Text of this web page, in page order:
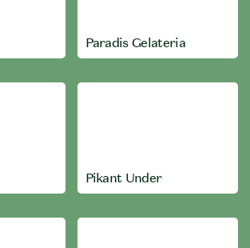
Paradis Gelateria
Pikant Under